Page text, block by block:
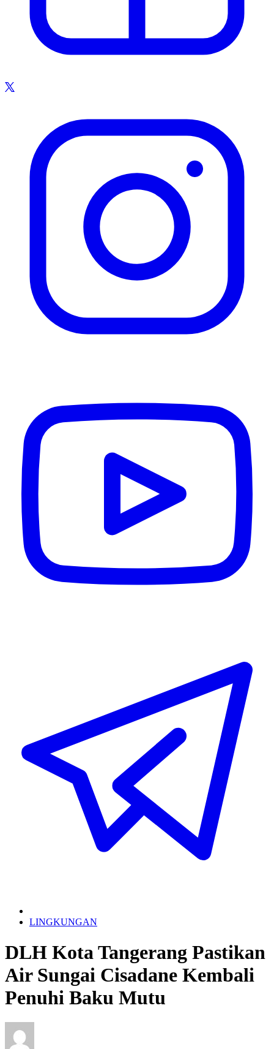
LINGKUNGAN
DLH Kota Tangerang Pastikan
Air Sungai Cisadane Kembali
Penuhi Baku Mutu